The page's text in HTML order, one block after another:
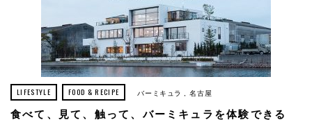
LIFESTYLE FOOD & RECIPE バーミキュラ 名古屋
食べて、見て、触って、バーミキュラを体験できる